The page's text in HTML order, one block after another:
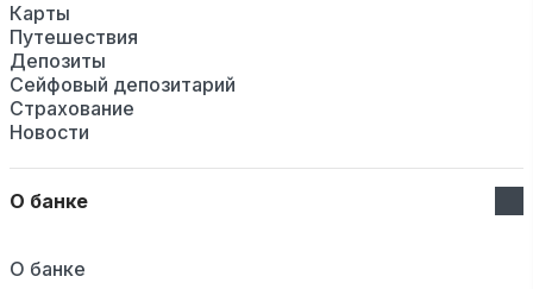
Карты
Путешествия
Депозиты
Сейфовый депозитарий
Страхование
Новости
О банке
О банке